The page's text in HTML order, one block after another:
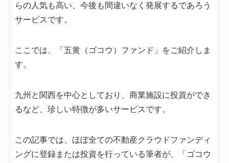
らの人気も高い、今後も間違いなく発展するであろう
サービスです。
ここでは、「五黄（ゴコウ）ファンド」をご紹介しま
す。
九州と関西を中心としており、商業施設に投資ができ
るなど、珍しい特徴が多いサービスです。
この記事では、ほぼ全ての不動産クラウドファンディ
ングに登録または投資を行っている筆者が、「ゴコウ